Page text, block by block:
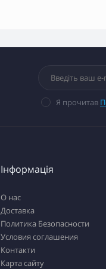
Я прочитав
Інформація
О нас
Доставка
Политика Безопасности
Условия соглашения
Контакти
Карта сайту